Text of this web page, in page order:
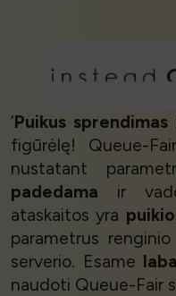
‘Puikus sprendimas
figūrėlę! Queue-
nustatant
padedama ir
ataskaitos yra
parametrus
serverio. Esame
naudoti Queue-Fair